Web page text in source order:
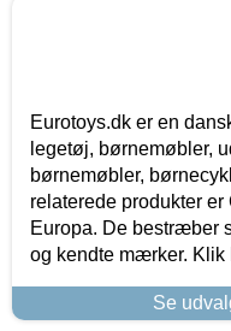
Eurotoys.dk er en
legetøj, børnemøbler,
børnemøbler,
relaterede produkter
Europa. De bestræber
og kendte mærker. Klik
Se